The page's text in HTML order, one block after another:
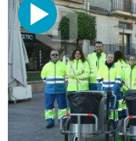
ELECCIONES
SUCESOS
ECONOMÍA
DESARROLLO LOCAL
LUCENA EMPRESAS